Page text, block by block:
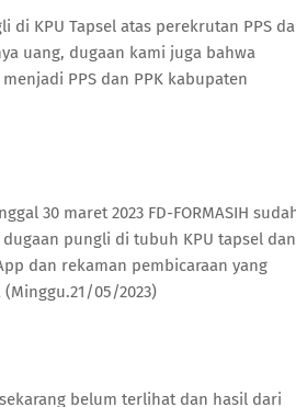
KPU Tapsel atas perekrutan PPS
uang, dugaan kami juga bahwa
PPS dan PPK kabupaten
30 maret 2023 FD-FORMASIH
pungli di tubuh KPU tapsel dan
dan rekaman pembicaraan yang
05/2023)
belum terlihat dan hasil dari